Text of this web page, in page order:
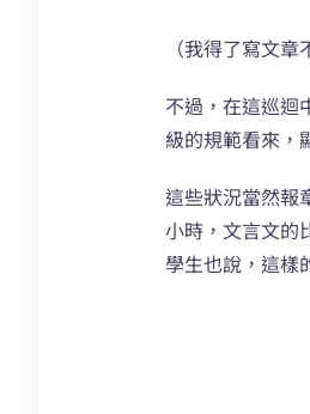
（我得了寫文章
不過，在這巡迴
級的規範看來，
這些狀況當然報
小時，文言文的
學生也說，這樣